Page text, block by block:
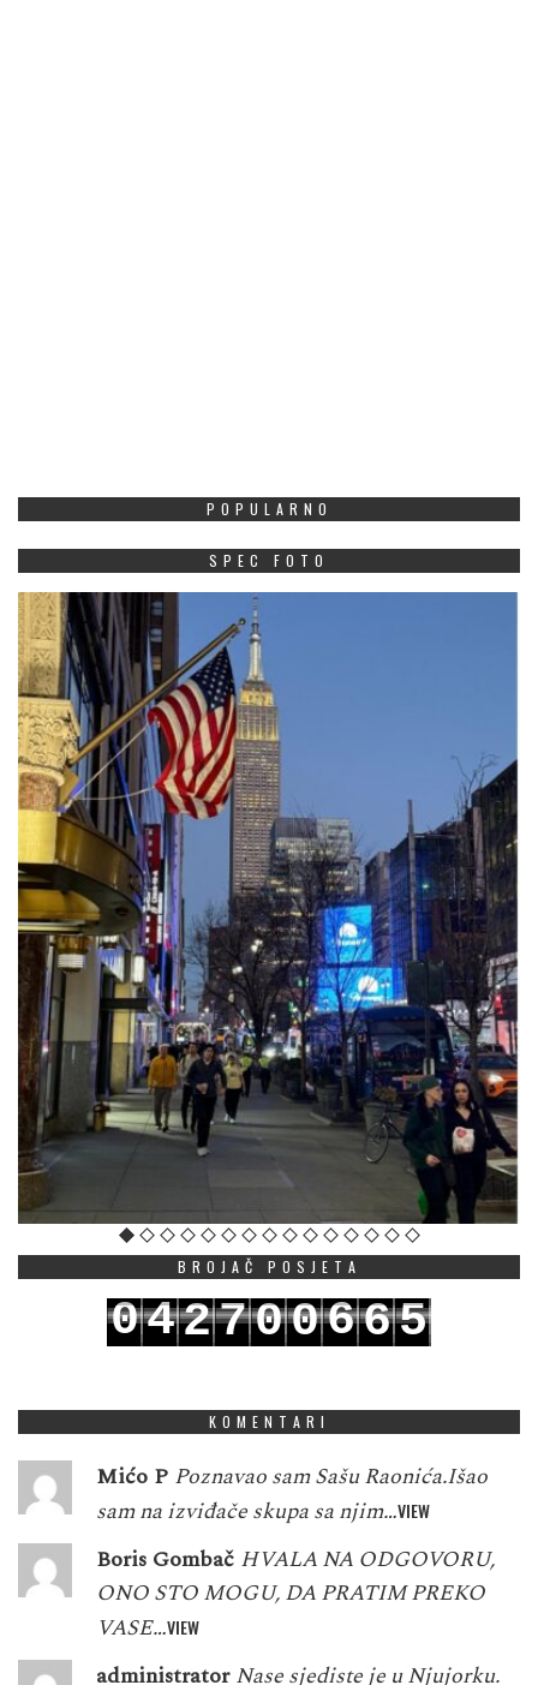
POPULARNO
SPEC FOTO
BROJAČ POSJETA
042700665
KOMENTARI
Mićo P Poznavao sam Sašu Raonića.Išao
sam na izviđače skupa sa njim…VIEW
Boris Gombač HVALA NA ODGOVORU,
ONO STO MOGU, DA PRATIM PREKO
VASE…VIEW
administrator Nase sjediste je u Njujorku.